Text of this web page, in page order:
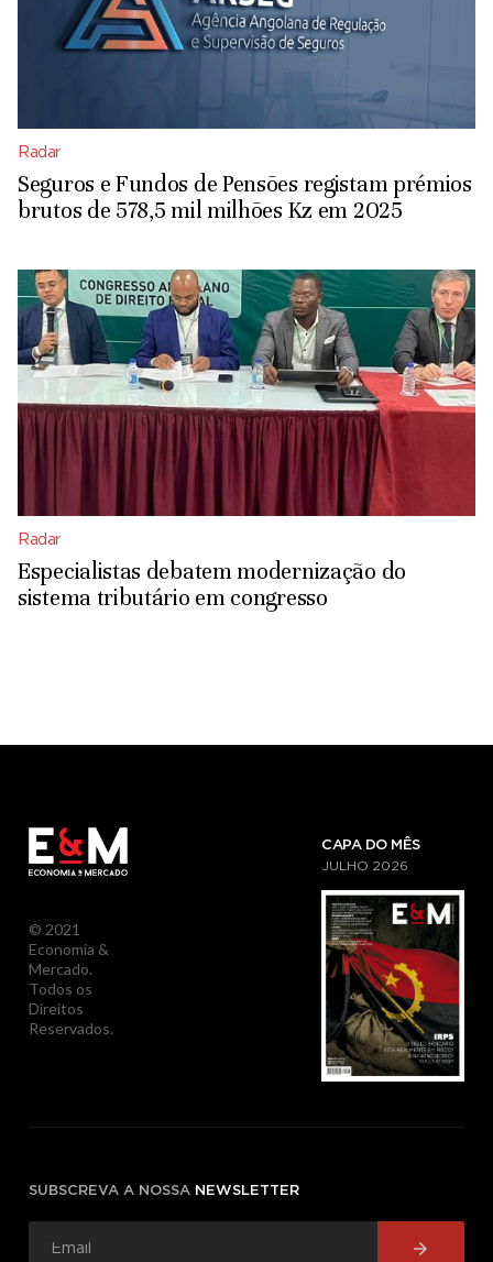
Radar
Seguros e Fundos de Pensões registam prémios
brutos de 578,5 mil milhões Kz em 2025
Radar
Especialistas debatem modernização do
sistema tributário em congresso
© 2021
Economia &
Mercado.
Todos os
Direitos
Reservados.
CAPA DO MÊS
JULHO 2026
SUBSCREVA A NOSSA NEWSLETTER